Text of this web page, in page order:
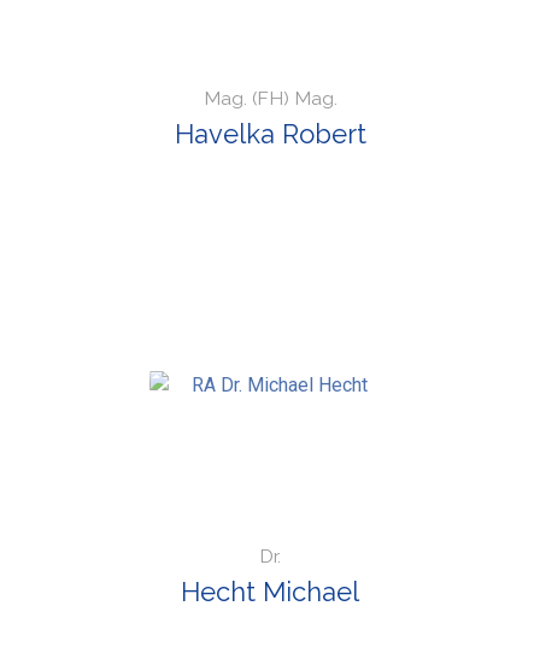
Mag. (FH) Mag.
Havelka Robert
Dr.
Hecht Michael